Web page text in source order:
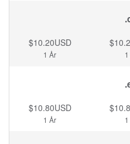
$10.20USD
1 År
$10.80USD
1 År